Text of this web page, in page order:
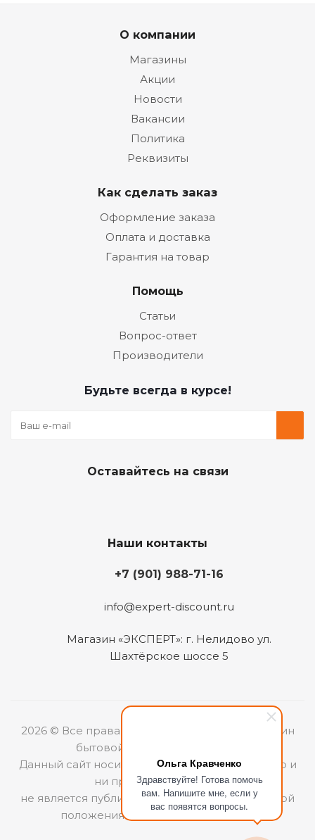
Ольга Кравченко
Здравствуйте! Готова помочь
вам. Напишите мне, если у
вас появятся вопросы.
О компании
Магазины
Акции
Новости
Вакансии
Политика
Реквизиты
Как сделать заказ
Оформление заказа
Оплата и доставка
Гарантия на товар
Помощь
Статьи
Вопрос-ответ
Производители
Будьте всегда в курсе!
Оставайтесь на связи
Наши контакты
+7 (901) 988-71-16
info@expert-discount.ru
Магазин «ЭКСПЕРТ»: г. Нелидово ул.
Шахтёрское шоссе 5
2026 © Все права защищены. Интернет-магазин
бытовой техники «ЭКСПЕРТ».
Данный сайт носит информационный характер и
ни при каких условиях
не является публичной офертой, определяемой
положениями Статьи 437 (2) ГКРФ.